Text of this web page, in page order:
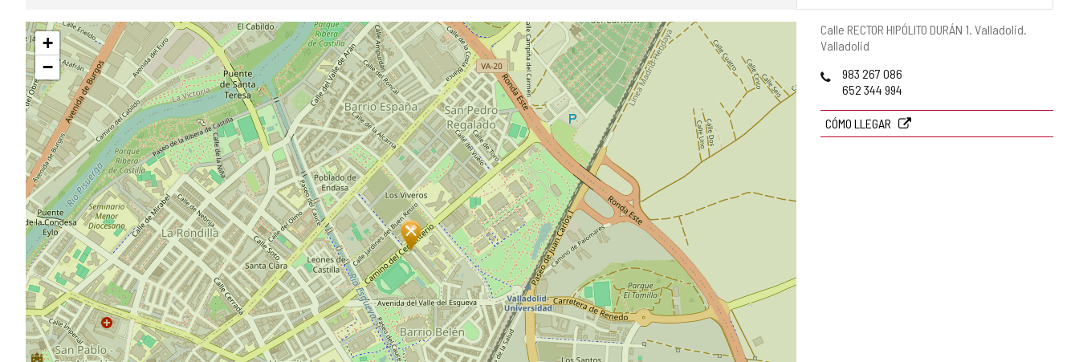
Dirección
postal
Calle RECTOR HIPÓLITO DURÁN 1. Valladolid.
Valladolid
Teléfonos
983 267 086
652 344 994
CÓMO LLEGAR
Saltar
mapa
+
−